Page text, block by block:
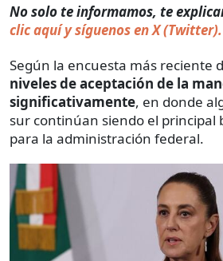
No solo te informamos, te
clic aquí y síguenos en X (Twitter).
Según la encuesta más reciente
niveles de aceptación de la
significativamente, en donde
sur continúan siendo el principal
para la administración federal.